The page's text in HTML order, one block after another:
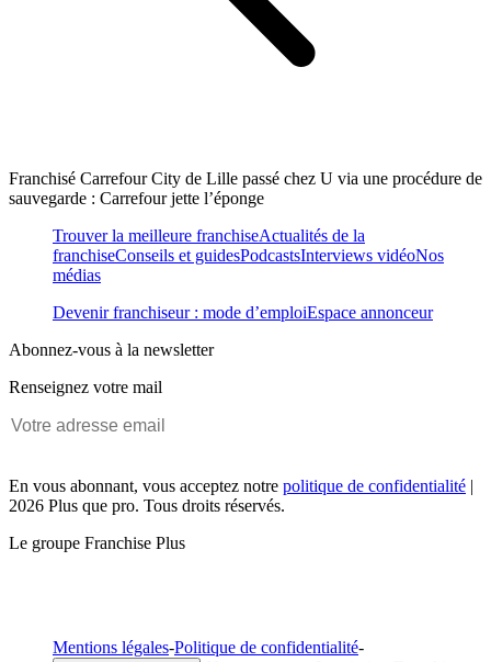
Franchisé Carrefour City de Lille passé chez U via une procédure de
sauvegarde : Carrefour jette l’éponge
Trouver la meilleure franchiseActualités de la
franchiseConseils et guidesPodcastsInterviews vidéoNos
médias
Devenir franchiseur : mode d’emploiEspace annonceur
Abonnez-vous à la newsletter
Renseignez votre mail
En vous abonnant, vous acceptez notre politique de confidentialité |
2026 Plus que pro. Tous droits réservés.
Le groupe Franchise Plus
Mentions légales-Politique de confidentialité-